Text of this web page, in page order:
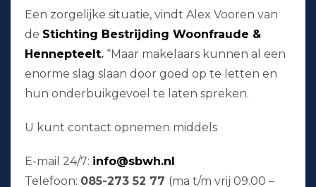
Een zorgelijke situatie, vindt Alex Vooren van
de Stichting Bestrijding Woonfraude &
Hennepteelt. “Maar makelaars kunnen al een
enorme slag slaan door goed op te letten en
hun onderbuikgevoel te laten spreken.
U kunt contact opnemen middels
E-mail 24/7: info@sbwh.nl
Telefoon: 085-273 52 77 (ma t/m vrij 09.00 –